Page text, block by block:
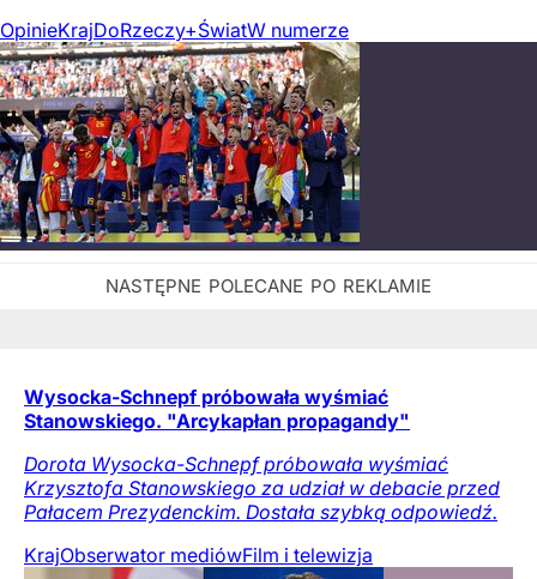
OpinieKrajDoRzeczy+ŚwiatW numerze
Wysocka-Schnepf próbowała wyśmiać
Stanowskiego. "Arcykapłan propagandy"
Dorota Wysocka-Schnepf próbowała wyśmiać
Krzysztofa Stanowskiego za udział w debacie przed
Pałacem Prezydenckim. Dostała szybką odpowiedź.
KrajObserwator mediówFilm i telewizja